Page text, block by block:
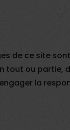
de ce site
tout ou partie,
la